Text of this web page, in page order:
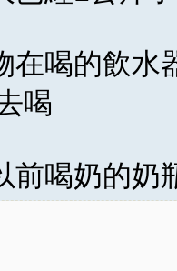
在喝的飲水
喝
前喝奶的奶